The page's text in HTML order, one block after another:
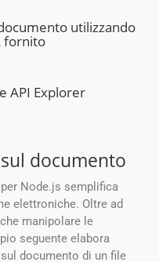
utilizzando
fornito
API Explorer
documento
Node.js semplifica
elettroniche. Oltre ad
manipolare le
seguente elabora
documento di un file